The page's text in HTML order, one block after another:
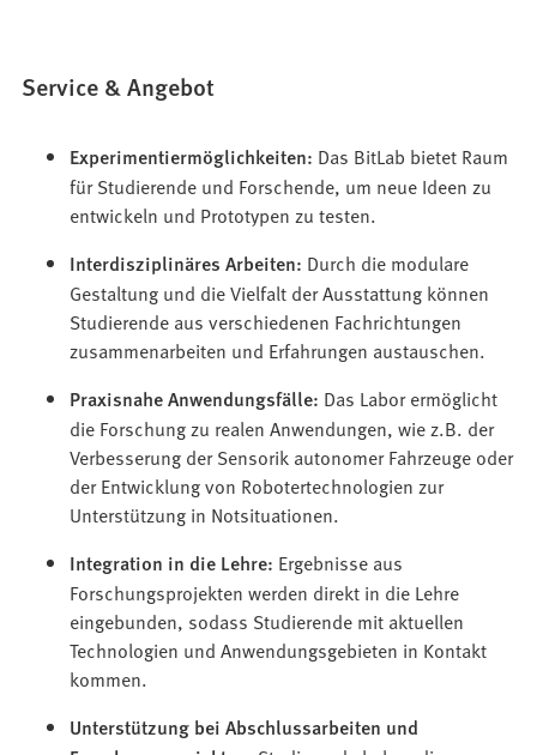
Service & Angebot
Experimentiermöglichkeiten: Das BitLab bietet Raum
für Studierende und Forschende, um neue Ideen zu
entwickeln und Prototypen zu testen.
Interdisziplinäres Arbeiten: Durch die modulare
Gestaltung und die Vielfalt der Ausstattung können
Studierende aus verschiedenen Fachrichtungen
zusammenarbeiten und Erfahrungen austauschen.
Praxisnahe Anwendungsfälle: Das Labor ermöglicht
die Forschung zu realen Anwendungen, wie z.B. der
Verbesserung der Sensorik autonomer Fahrzeuge oder
der Entwicklung von Robotertechnologien zur
Unterstützung in Notsituationen.
Integration in die Lehre: Ergebnisse aus
Forschungsprojekten werden direkt in die Lehre
eingebunden, sodass Studierende mit aktuellen
Technologien und Anwendungsgebieten in Kontakt
kommen.
Unterstützung bei Abschlussarbeiten und